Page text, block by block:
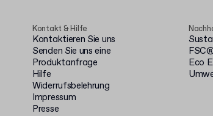
Kontakt & Hilfe
Kontaktieren Sie uns
Senden Sie uns eine
Produktanfrage
Hilfe
Widerrufsbelehrung
Impressum
Presse
Eco